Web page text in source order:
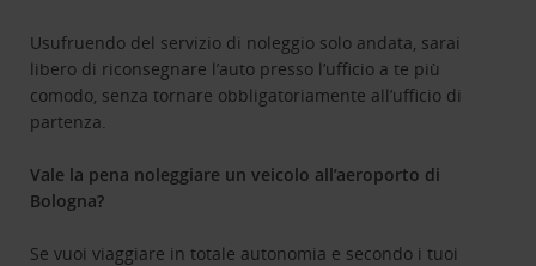
Usufruendo del servizio di noleggio solo andata, sarai
libero di riconsegnare l’auto presso l’ufficio a te più
comodo, senza tornare obbligatoriamente all’ufficio di
partenza.
Vale la pena noleggiare un veicolo all’aeroporto di
Bologna?
Se vuoi viaggiare in totale autonomia e secondo i tuoi